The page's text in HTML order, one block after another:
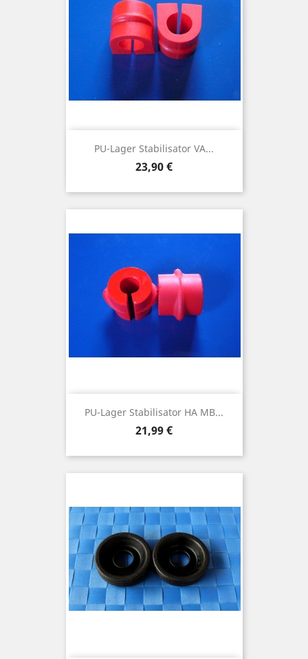
PU-Lager Stabilisator VA...
Preis
23,90 €
PU-Lager Stabilisator HA MB...
Preis
21,99 €